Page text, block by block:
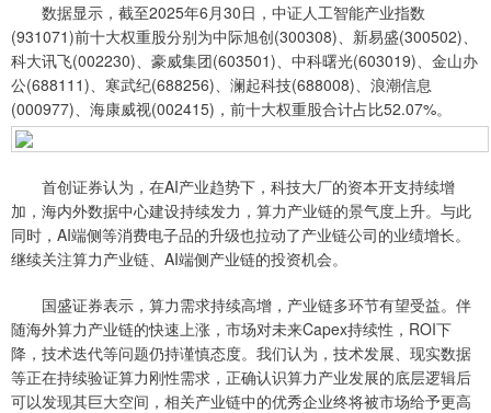
数据显示，截至2025年6月30日，中证人工智能产业指数
(931071)前十大权重股分别为中际旭创(300308)、新易盛(300502)、
科大讯飞(002230)、豪威集团(603501)、中科曙光(603019)、金山办
公(688111)、寒武纪(688256)、澜起科技(688008)、浪潮信息
(000977)、海康威视(002415)，前十大权重股合计占比52.07%。
首创证券认为，在AI产业趋势下，科技大厂的资本开支持续增
加，海内外数据中心建设持续发力，算力产业链的景气度上升。与此
同时，AI端侧等消费电子品的升级也拉动了产业链公司的业绩增长。
继续关注算力产业链、AI端侧产业链的投资机会。
国盛证券表示，算力需求持续高增，产业链多环节有望受益。伴
随海外算力产业链的快速上涨，市场对未来Capex持续性，ROI下
降，技术迭代等问题仍持谨慎态度。我们认为，技术发展、现实数据
等正在持续验证算力刚性需求，正确认识算力产业发展的底层逻辑后
可以发现其巨大空间，相关产业链中的优秀企业终将被市场给予更高